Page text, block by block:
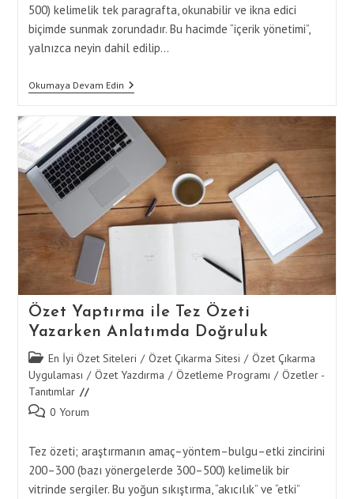
500) kelimelik tek paragrafta, okunabilir ve ikna edici
biçimde sunmak zorundadır. Bu hacimde “içerik yönetimi”,
yalnızca neyin dahil edilip…
Okumaya Devam EdinÖzet
Yaptırma
Ile
Tez
Özeti
Yazımında
İçerik
Yönetimi
Özet Yaptırma ile Tez Özeti
Yazarken Anlatımda Doğruluk
Post
category:
En İyi Özet Siteleri / Özet Çıkarma Sitesi / Özet Çıkarma
Uygulaması / Özet Yazdırma / Özetleme Programı / Özetler -
Tanıtımlar
Post 0 Yorum
Tez özeti; araştırmanın amaç–yöntem–bulgu–etki zincirini
200–300 (bazı yönergelerde 300–500) kelimelik bir
vitrinde sergiler. Bu yoğun sıkıştırma, “akıcılık” ve “etki”